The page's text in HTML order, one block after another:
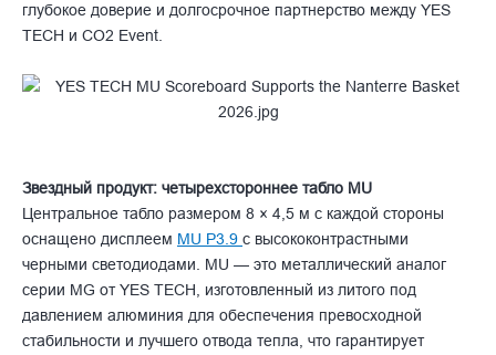
глубокое доверие и долгосрочное партнерство между YES
TECH и CO2 Event.
Звездный продукт: четырехстороннее табло MU
Центральное табло размером 8 × 4,5 м с каждой стороны
оснащено дисплеем MU P3.9 с высококонтрастными
черными светодиодами. MU — это металлический аналог
серии MG от YES TECH, изготовленный из литого под
давлением алюминия для обеспечения превосходной
стабильности и лучшего отвода тепла, что гарантирует